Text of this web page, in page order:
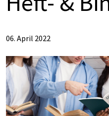
06. April 2022